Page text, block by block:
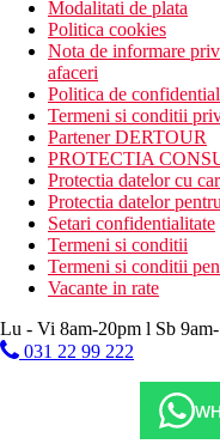
magazine
sporturi nautice
shisha
activitati sportive
spectacole de
muzica live
discoteca
Descrierea plajei
Plaja este
Sezlongurile si
Sporturile
Activitati sportive
tenis de masa
darts
Activitati sportive
sporturi acvatice
Modalitati de plata
Politica cookies
Nota de informare
afaceri
Politica de
Termeni si conditii
Partener DERTOUR
PROTECTIA
Protectia datelor cu
Protectia datelor
Setari confidentialitate
Termeni si conditii
Termeni si conditii
Vacante in rate
Lu - Vi 8am-20pm l Sb
031 22 99 222